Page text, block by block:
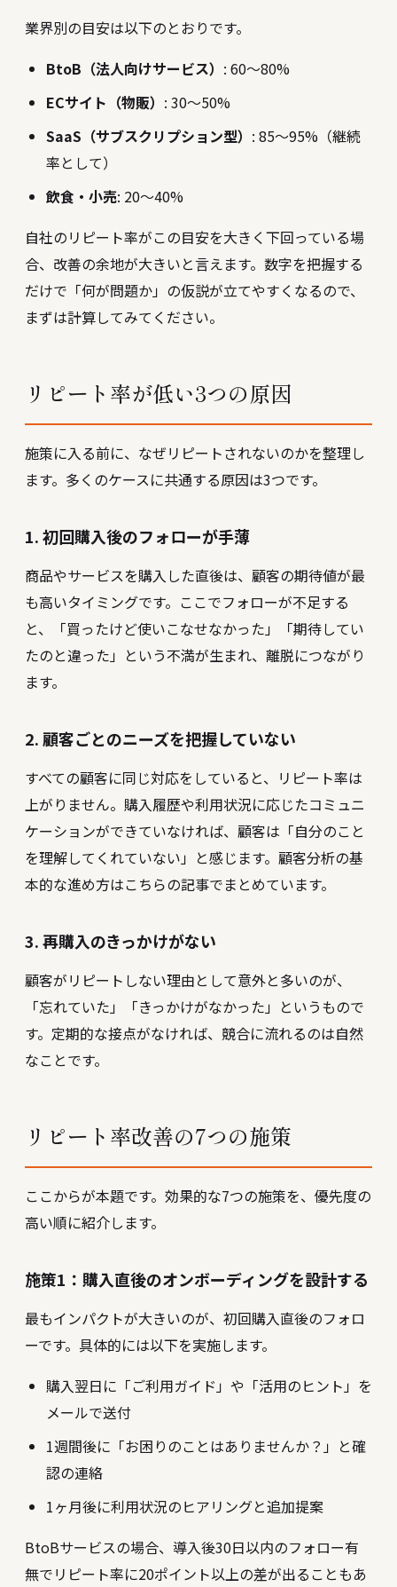
業界別の目安は以下のとおりです。
BtoB（法人向けサービス） : 60〜80%
ECサイト（物販） : 30〜50%
SaaS（サブスクリプション型） : 85〜95%（継続
率として）
飲食・小売: 20〜40%
自社のリピート率がこの目安を大きく下回っている場
合、改善の余地が大きいと言えます。数字を把握する
だけで「何が問題か」の仮説が立てやすくなるので、
まずは計算してみてください。
リピート率が低い3つの原因
施策に入る前に、なぜリピートされないのかを整理し
ます。多くのケースに共通する原因は3つです。
1. 初回購入後のフォローが手薄
商品やサービスを購入した直後は、顧客の期待値が最
も高いタイミングです。ここでフォローが不足する
と、「買ったけど使いこなせなかった」「期待してい
たのと違った」という不満が生まれ、離脱につながり
ます。
2. 顧客ごとのニーズを把握していない
すべての顧客に同じ対応をしていると、リピート率は
上がりません。購入履歴や利用状況に応じたコミュニ
ケーションができていなければ、顧客は「自分のこと
を理解してくれていない」と感じます。 顧客分析の基
本的な進め方はこちらの記事でまとめています。
3. 再購入のきっかけがない
顧客がリピートしない理由として意外と多いのが、
「忘れていた」「きっかけがなかった」というもので
す。定期的な接点がなければ、競合に流れるのは自然
なことです。
リピート率改善の7つの施策
ここからが本題です。効果的な7つの施策を、優先度の
高い順に紹介します。
施策1：購入直後のオンボーディングを設計する
最もインパクトが大きいのが、初回購入直後のフォロ
ーです。具体的には以下を実施します。
購入翌日に「ご利用ガイド」や「活用のヒント」を
メールで送付
1週間後に「お困りのことはありませんか？」と確
認の連絡
1ヶ月後に利用状況のヒアリングと追加提案
BtoBサービスの場合、導入後30日以内のフォロー有
無でリピート率に20ポイント以上の差が出ることもあ